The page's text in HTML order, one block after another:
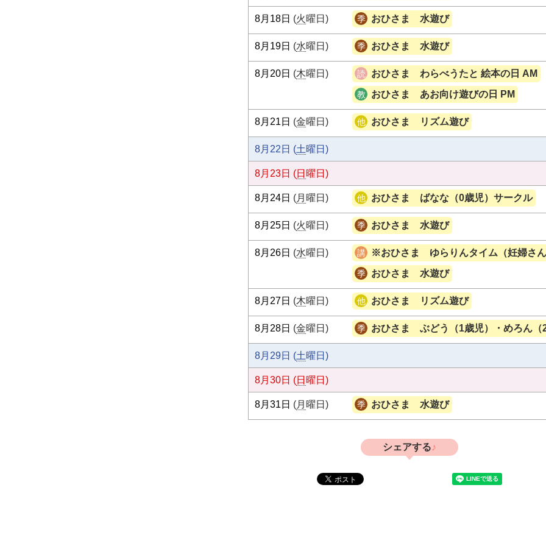
8月18日 (火曜日 ) おひさま 水遊び
8月19日 (水曜日 ) おひさま 水遊び
8月20日 (木曜日 )
おひさま わらべうたと 絵本の日 AM
おひさま あお向け遊びの日 PM
8月21日 (金曜日 ) おひさま リズム遊び
8月22日 (土曜日 )
8月23日 (日 曜日 )
8月24日 (月 曜日 ) おひさま ばなな（0歳児）サークル
8月25日 (火曜日 ) おひさま 水遊び
8月26日 (水曜日 )
※おひさま ゆらりんタイム（妊婦さん
おひさま 水遊び
8月27日 (木曜日 ) おひさま リズム遊び
8月28日 (金曜日 ) おひさま ぶどう（1歳児）・めろん（
8月29日 (土曜日 )
8月30日 (日 曜日 )
8月31日 (月 曜日 ) おひさま 水遊び
シェアする